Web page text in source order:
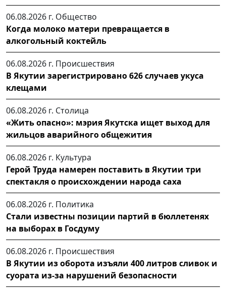
06.08.2026 г. Общество
Когда молоко матери превращается в
алкогольный коктейль
06.08.2026 г. Происшествия
В Якутии зарегистрировано 626 случаев укуса
клещами
06.08.2026 г. Столица
«Жить опасно»: мэрия Якутска ищет выход для
жильцов аварийного общежития
06.08.2026 г. Культура
Герой Труда намерен поставить в Якутии три
спектакля о происхождении народа саха
06.08.2026 г. Политика
Стали известны позиции партий в бюллетенях
на выборах в Госдуму
06.08.2026 г. Происшествия
В Якутии из оборота изъяли 400 литров сливок и
суората из-за нарушений безопасности